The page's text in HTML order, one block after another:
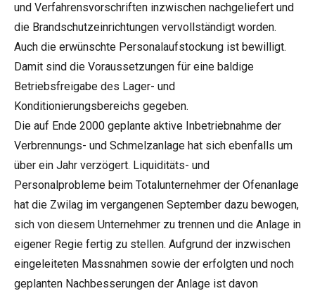
und Verfahrensvorschriften inzwischen nachgeliefert und
die Brandschutzeinrichtungen vervollständigt worden.
Auch die erwünschte Personalaufstockung ist bewilligt.
Damit sind die Voraussetzungen für eine baldige
Betriebsfreigabe des Lager- und
Konditionierungsbereichs gegeben.
Die auf Ende 2000 geplante aktive Inbetriebnahme der
Verbrennungs- und Schmelzanlage hat sich ebenfalls um
über ein Jahr verzögert. Liquiditäts- und
Personalprobleme beim Totalunternehmer der Ofenanlage
hat die Zwilag im vergangenen September dazu bewogen,
sich von diesem Unternehmer zu trennen und die Anlage in
eigener Regie fertig zu stellen. Aufgrund der inzwischen
eingeleiteten Massnahmen sowie der erfolgten und noch
geplanten Nachbesserungen der Anlage ist davon